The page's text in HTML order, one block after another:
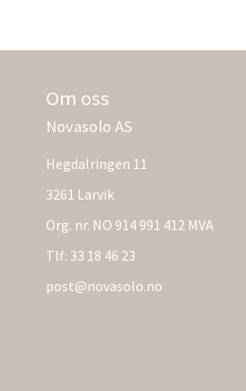
Om oss
Novasolo AS
Hegdalringen 11
3261 Larvik
Org. nr. NO 914 991 412 MVA
Tlf: 33 18 46 23
post@novasolo.no